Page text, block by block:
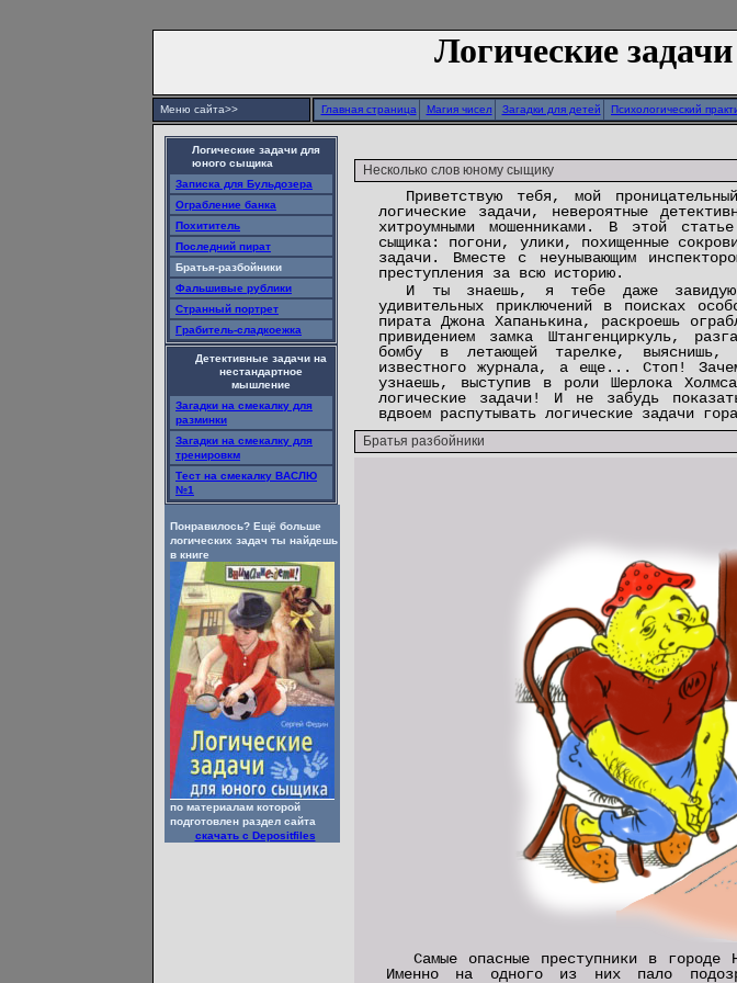
Логические
Меню сайта>> Главная страница Магия чисел Загадки для детей Психологический
Логические задачи для
юного сыщика
Записка для Бульдозера
Ограбление банка
Похититель
Последний пират
Братья-разбойники
Фальшивые рублики
Странный портрет
Грабитель-сладкоежка
Детективные задачи на
нестандартное
мышление
Загадки на смекалку для
разминки
Загадки на смекалку для
тренировкм
Тест на смекалку ВАСЛЮ
№1
Понравилось? Ещё больше
логических задач ты найдешь
в книге
по материалам которой
подготовлен раздел сайта
скачать с Depositfiles
Несколько слов юному сыщику
Приветствую тебя, мой
логические задачи, невероятные
хитроумными мошенниками. В этой
сыщика: погони, улики, похищенные
задачи. Вместе с неунывающим
преступления за всю историю.
И ты знаешь, я тебе даже
удивительных приключений в поисках
пирата Джона Хапанькина, раскроешь
привидением замка Штангенциркуль,
бомбу в летающей тарелке, выяснишь,
известного журнала, а еще... Стоп!
узнаешь, выступив в роли Шерлока
логические задачи! И не забудь
вдвоем распутывать логические задачи
Братья разбойники
Самые опасные преступники в
Именно на одного из них пало